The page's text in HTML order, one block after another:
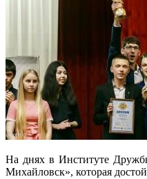
На днях в Институте
Михайловск», которая